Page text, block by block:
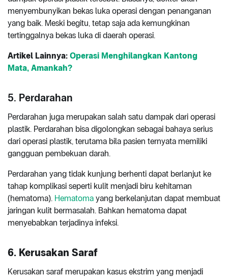
menyembunyikan bekas luka operasi dengan penanganan
yang baik. Meski begitu, tetap saja ada kemungkinan
tertinggalnya bekas luka di daerah operasi.
Artikel Lainnya: Operasi Menghilangkan Kantong
Mata, Amankah?
5. Perdarahan
Perdarahan juga merupakan salah satu dampak dari operasi
plastik. Perdarahan bisa digolongkan sebagai bahaya serius
dari operasi plastik, terutama bila pasien ternyata memiliki
gangguan pembekuan darah.
Perdarahan yang tidak kunjung berhenti dapat berlanjut ke
tahap komplikasi seperti kulit menjadi biru kehitaman
(hematoma). Hematoma yang berkelanjutan dapat membuat
jaringan kulit bermasalah. Bahkan hematoma dapat
menyebabkan terjadinya infeksi.
6. Kerusakan Saraf
Kerusakan saraf merupakan kasus ekstrim yang menjadi